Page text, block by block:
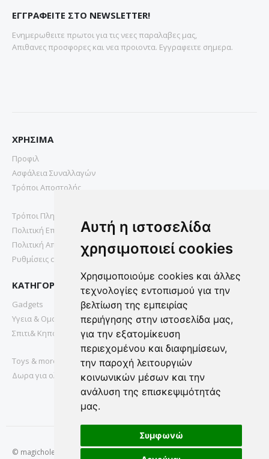
Αυτή η ιστοσελίδα
χρησιμοποιεί cookies
Χρησιμοποιούμε cookies και άλλες
τεχνολογίες εντοπισμού για την
βελτίωση της εμπειρίας
περιήγησης στην ιστοσελίδα μας,
για την εξατομίκευση
περιεχομένου και διαφημίσεων,
την παροχή λειτουργιών
κοινωνικών μέσων και την
ανάλυση της επισκεψιμότητάς
μας.
Συμφωνώ
ΕΓΓΡΑΦΕΙΤΕ ΣΤΟ NEWSLETTER!
Ενημερωθειτε πρωτοι για τις νεες παραλαβες μας,
Απιθανες προσφορες και νεα προιοντα. Εγγραφειτε σημερα.
ΧΡΗΣΙΜΑ
Προφιλ
Ασφάλεια Συναλλαγών
Τρόποι Αποστολής
Τρόποι Πληρωμής
Πολιτική Επιστροφών
Πολιτική Απορρήτου
Ρυθμίσεις cookies
ΚΑΤΗΓΟΡΙΕΣ
Gadgets
Υγεια & Ομορφια
Σπιτι& Κηπος
Toys & more
Δωρα για ολους
© magichole.gr 2022. All Rights Reserved.